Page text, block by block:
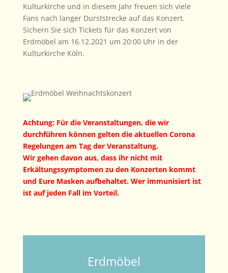
Kulturkirche und in diesem Jahr freuen sich viele
Fans nach langer Durststrecke auf das Konzert.
Sichern Sie sich Tickets für das Konzert von
Erdmöbel am 16.12.2021 um 20:00 Uhr in der
Kulturkirche Köln.
Achtung: Für die Veranstaltungen, die wir
durchführen können gelten die aktuellen Corona
Regelungen am Tag der Veranstaltung.
Wir gehen davon aus, dass ihr nicht mit
Erkältungssymptomen zu den Konzerten kommt
und Eure Masken aufbehaltet. Wer immunisiert ist
ist auf jeden Fall im Vorteil.
Erdmöbel